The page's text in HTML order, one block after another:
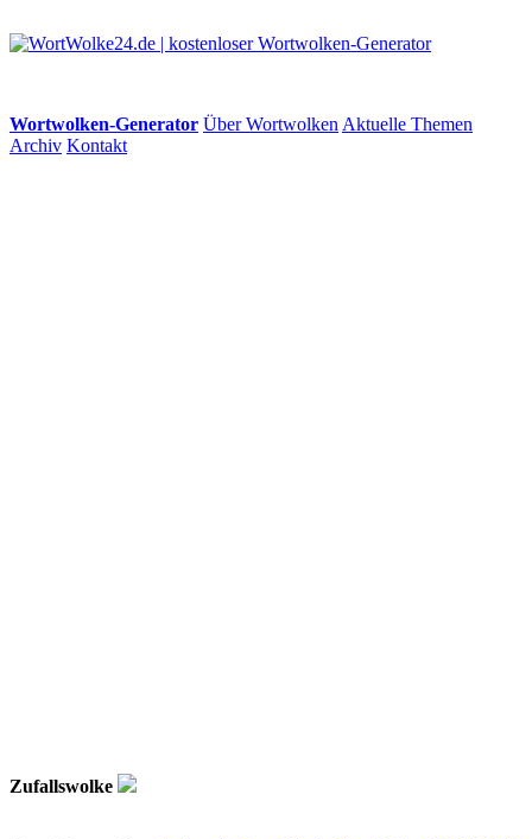
Wortwolken-Generator Über Wortwolken Aktuelle Themen
Archiv Kontakt
Zufallswolke